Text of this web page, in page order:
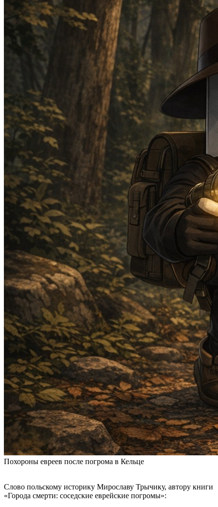
Похороны евреев после погрома в Кельце
Слово польскому историку Мирославу Трычику, автору книги
«Города смерти: соседские еврейские погромы»: